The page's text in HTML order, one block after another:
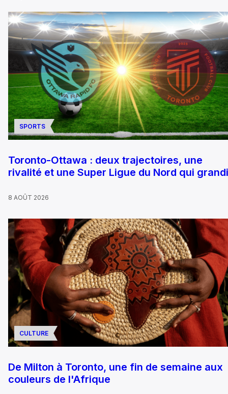
SPORTS
Toronto-Ottawa : deux trajectoires, une
rivalité et une Super Ligue du Nord qui
8 AOÛT 2026
CULTURE
De Milton à Toronto, une fin de semaine aux
couleurs de l'Afrique